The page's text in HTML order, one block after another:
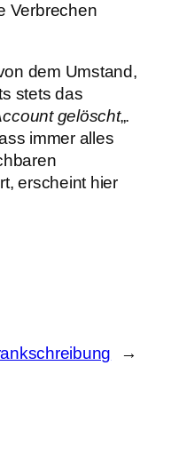
Verbrechen
dem Umstand,
stets das
gelöscht„.
immer alles
erscheint hier
→